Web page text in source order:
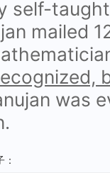
self-
mailed
was